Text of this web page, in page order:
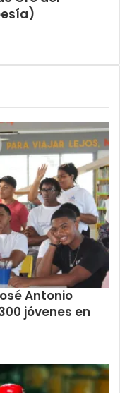
Antonio
jóvenes en